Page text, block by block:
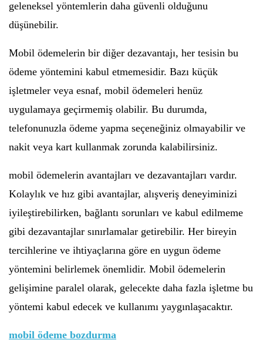
geleneksel yöntemlerin daha güvenli olduğunu
düşünebilir.
Mobil ödemelerin bir diğer dezavantajı, her tesisin bu
ödeme yöntemini kabul etmemesidir. Bazı küçük
işletmeler veya esnaf, mobil ödemeleri henüz
uygulamaya geçirmemiş olabilir. Bu durumda,
telefonunuzla ödeme yapma seçeneğiniz olmayabilir ve
nakit veya kart kullanmak zorunda kalabilirsiniz.
mobil ödemelerin avantajları ve dezavantajları vardır.
Kolaylık ve hız gibi avantajlar, alışveriş deneyiminizi
iyileştirebilirken, bağlantı sorunları ve kabul edilmeme
gibi dezavantajlar sınırlamalar getirebilir. Her bireyin
tercihlerine ve ihtiyaçlarına göre en uygun ödeme
yöntemini belirlemek önemlidir. Mobil ödemelerin
gelişimine paralel olarak, gelecekte daha fazla işletme bu
yöntemi kabul edecek ve kullanımı yaygınlaşacaktır.
mobil ödeme bozdurma